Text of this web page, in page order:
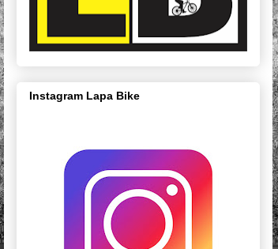
Instagram Lapa Bike